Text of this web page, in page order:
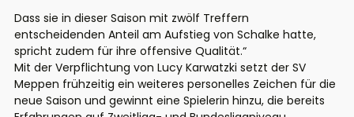
Dass sie in dieser Saison mit zwölf Treffern
entscheidenden Anteil am Aufstieg von Schalke hatte,
spricht zudem für ihre offensive Qualität.“
Mit der Verpflichtung von Lucy Karwatzki setzt der SV
Meppen frühzeitig ein weiteres personelles Zeichen für die
neue Saison und gewinnt eine Spielerin hinzu, die bereits